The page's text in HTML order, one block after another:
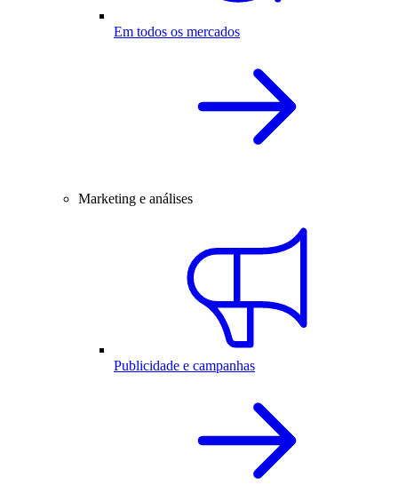
Em todos os mercados
Marketing e análises
Publicidade e campanhas